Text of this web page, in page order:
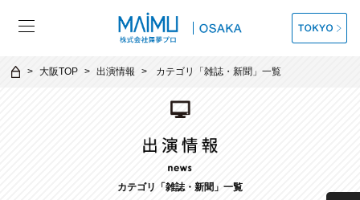
大阪TOP 出演情報 カテゴリ「雑誌・新聞 」一覧
カテゴリ「 雑誌・新聞 」一覧